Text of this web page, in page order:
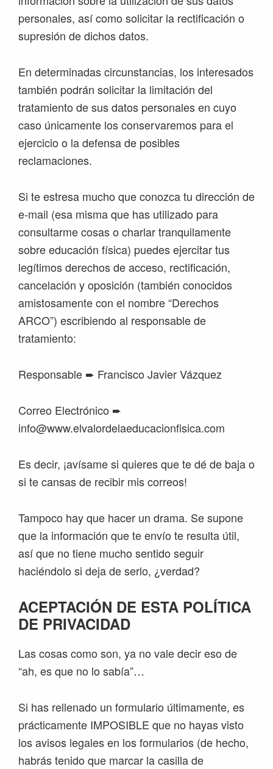
personales, así como solicitar la rectificación o
supresión de dichos datos.
En determinadas circunstancias, los interesados
también podrán solicitar la limitación del
tratamiento de sus datos personales en cuyo
caso únicamente los conservaremos para el
ejercicio o la defensa de posibles
reclamaciones.
Si te estresa mucho que conozca tu dirección de
e-mail (esa misma que has utilizado para
consultarme cosas o charlar tranquilamente
sobre educación física) puedes ejercitar tus
legítimos derechos de acceso, rectificación,
cancelación y oposición (también conocidos
amistosamente con el nombre “Derechos
ARCO”) escribiendo al responsable de
tratamiento:
Responsable ➨ Francisco Javier Vázquez
Correo Electrónico ➨
info@www.elvalordelaeducacionfisica.com
Es decir, ¡avísame si quieres que te dé de baja o
si te cansas de recibir mis correos!
Tampoco hay que hacer un drama. Se supone
que la información que te envío te resulta útil,
así que no tiene mucho sentido seguir
haciéndolo si deja de serlo, ¿verdad?
ACEPTACIÓN DE ESTA POLÍTICA
DE PRIVACIDAD
Las cosas como son, ya no vale decir eso de
“ah, es que no lo sabía”…
Si has rellenado un formulario últimamente, es
prácticamente IMPOSIBLE que no hayas visto
los avisos legales en los formularios (de hecho,
habrás tenido que marcar la casilla de